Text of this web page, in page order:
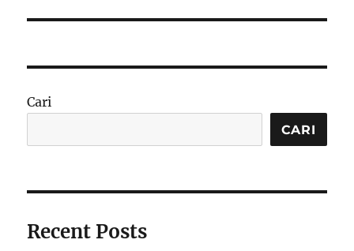
Cari
CARI
Recent Posts